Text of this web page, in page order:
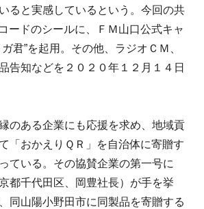
ると実感しているという。今回の共
ードのシールに、ＦＭ山口公式キャ
君”を起用。その他、ラジオＣＭ、
告知などを２０２０年１２月１４日
のある企業にも応援を求め、地域貢
「おかえりＱＲ」を自治体に寄贈す
ている。その協賛企業の第一号に
都千代田区、岡豊社長）が手を挙
同山陽小野田市に同製品を寄贈する